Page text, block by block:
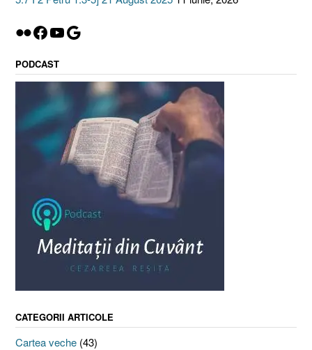
Flickr
Facebook
YouTube
Google
PODCAST
CATEGORII ARTICOLE
Cartea veche (43)